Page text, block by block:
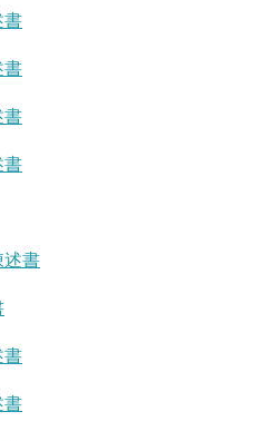
書
書
書
書
述書
書
書